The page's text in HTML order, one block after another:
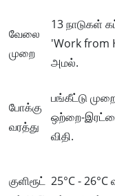
வேலை
முறை
13 நாடுகள்
'Work from
அமல்.
போக்கு
வரத்து
பங்கீட்டு
ஒற்றை-
விதி.
குளிரூட் 25°C - 26°C